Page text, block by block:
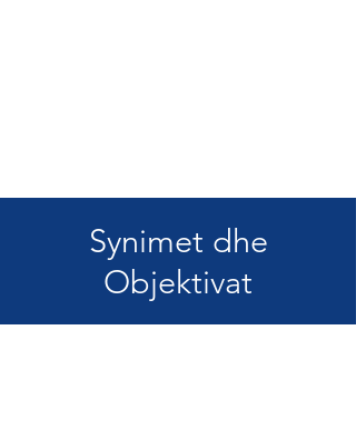
Synimet dhe
Objektivat